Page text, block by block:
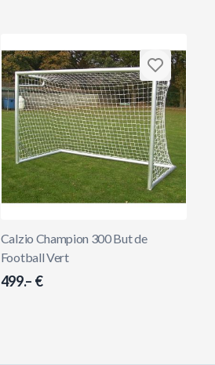
Calzio Champion 300 But de
Football Vert
499.– €